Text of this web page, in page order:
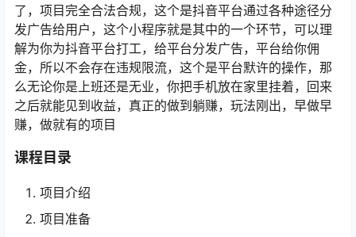
了，项目完全合法合规，这个是抖音平台通过各种途径分
发广告给用户，这个小程序就是其中的一个环节，可以理
解为你为抖音平台打工，给平台分发广告，平台给你佣
金，所以不会存在违规限流，这个是平台默许的操作，那
么无论你是上班还是无业，你把手机放在家里挂着，回来
之后就能见到收益，真正的做到躺赚，玩法刚出，早做早
赚，做就有的项目
课程目录
项目介绍
项目准备